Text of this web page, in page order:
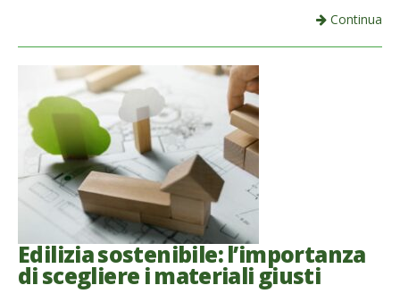
Continua
Edilizia sostenibile: l’importanza
di scegliere i materiali giusti